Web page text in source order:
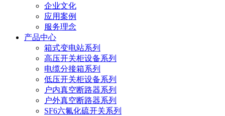
企业文化
应用案例
服务理念
产品中心
箱式变电站系列
高压开关柜设备系列
电缆分接箱系列
低压开关柜设备系列
户内真空断路器系列
户外真空断路器系列
SF6六氟化硫开关系列